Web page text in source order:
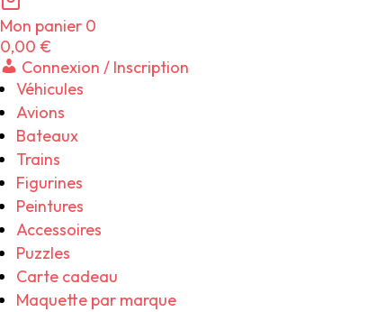
Mon panier 0
0,00 €
Connexion / Inscription
Véhicules
Avions
Bateaux
Trains
Figurines
Peintures
Accessoires
Puzzles
Carte cadeau
Maquette par marque